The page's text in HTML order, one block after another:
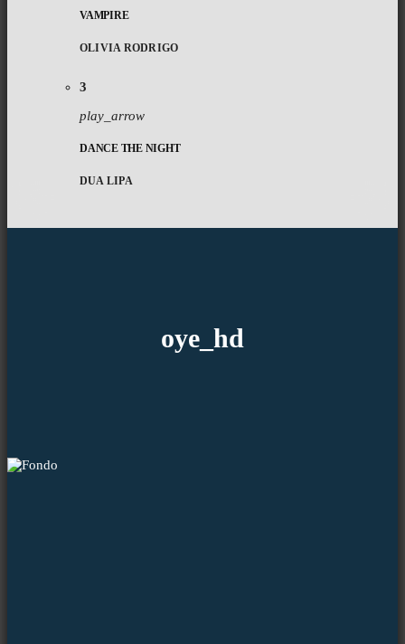
VAMPIRE
OLIVIA RODRIGO
3
play_arrow
DANCE THE NIGHT
DUA LIPA
oye_hd